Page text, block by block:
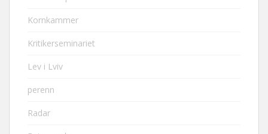
Kornkammer
Kritikerseminariet
Lev i Lviv
perenn
Radar